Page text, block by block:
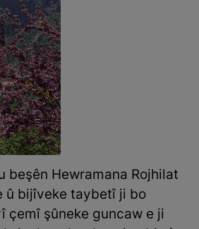
beşên Hewramana Rojhilat
û bijîveke taybetî ji bo
çemî şûneke guncaw e ji